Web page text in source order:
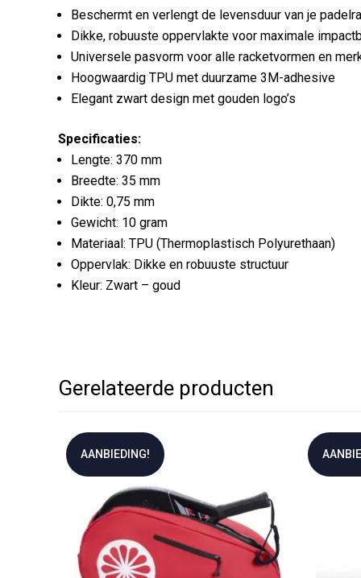
Beschermt en verlengt de levensduur van je
Dikke, robuuste oppervlakte voor maximale
Universele pasvorm voor alle racketvormen en
Hoogwaardig TPU met duurzame 3M-adhesive
Elegant zwart design met gouden logo’s
Specificaties:
Lengte: 370 mm
Breedte: 35 mm
Dikte: 0,75 mm
Gewicht: 10 gram
Materiaal: TPU (Thermoplastisch Polyurethaan)
Oppervlak: Dikke en robuuste structuur
Kleur: Zwart – goud
Gerelateerde producten
AANBIEDING!